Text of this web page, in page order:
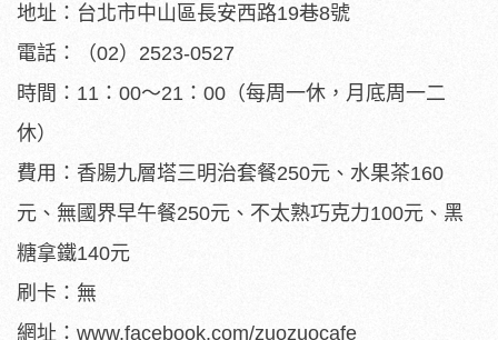
地址：台北市中山區長安西路19巷8號
電話：（02）2523-0527
時間：11：00～21：00（每周一休，月底周一二
休）
費用：香腸九層塔三明治套餐250元、水果茶160
元、無國界早午餐250元、不太熟巧克力100元、黑
糖拿鐵140元
刷卡：無
網址：www.facebook.com/zuozuocafe